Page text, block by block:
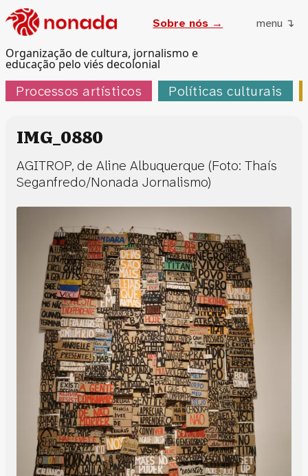
Organização de cultura, jornalismo e
educação pelo viés decolonial
Sobre nós → menu ↴
Processos artísticos Políticas culturais
IMG_0880
AGITROP, de Aline Albuquerque (Foto: Thaís
Seganfredo/Nonada Jornalismo)